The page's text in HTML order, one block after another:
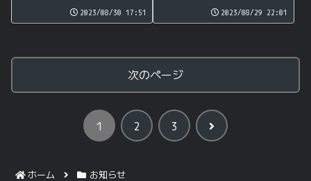
2023/08/30 17:51 2023/08/29 22:01
次のページ
1 2 3 次
ホーム お知らせ